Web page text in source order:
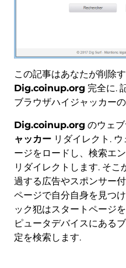
この記事はあなたが削除
Dig.coinup.org 完全に.
ブラウザハイジャッカー
Dig.coinup.org のウェ
ャッカーリダイレクト. ウ
ージをロードし、検索エ
リダイレクトします. そこ
過する広告やスポンサー
ページで自分自身を見つ
ック犯はスタートページ
ピュータデバイスにある
定を検索します.